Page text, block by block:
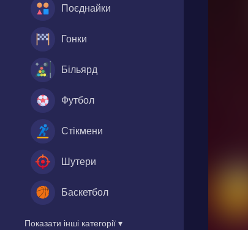
Поєднайки
Гонки
Більярд
Футбол
Стікмени
Шутери
Баскетбол
Показати інші категорії ▾